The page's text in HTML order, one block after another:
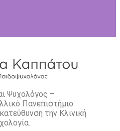
Ψυχολόγος –
Πανεπιστήμιο
την Kλινική